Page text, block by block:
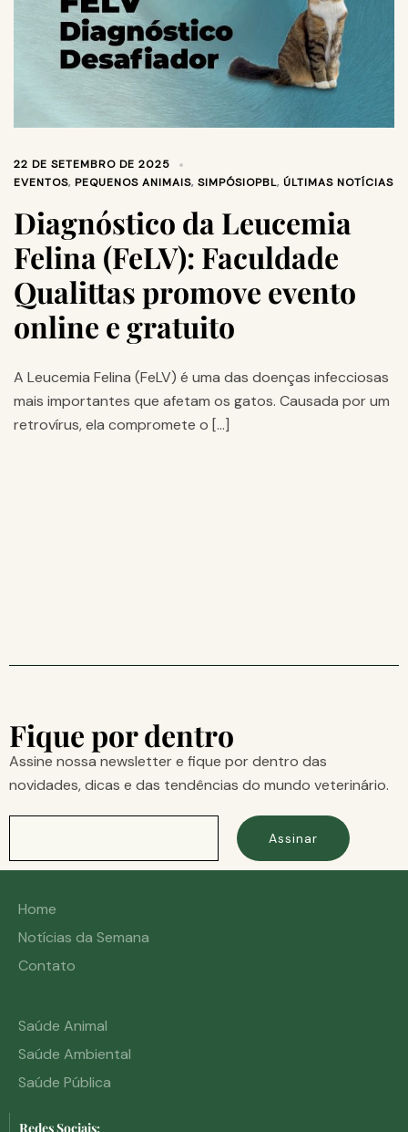
22 DE SETEMBRO DE 2025
EVENTOS, PEQUENOS ANIMAIS, SIMPÓSIOPBL, ÚLTIMAS NOTÍCIAS
Diagnóstico da Leucemia
Felina (FeLV): Faculdade
Qualittas promove evento
online e gratuito
A Leucemia Felina (FeLV) é uma das doenças infecciosas
mais importantes que afetam os gatos. Causada por um
retrovírus, ela compromete o […]
Fique por dentro
Assine nossa newsletter e fique por dentro das
novidades, dicas e das tendências do mundo veterinário.
Assinar
Home
Notícias da Semana
Contato
Saúde Animal
Saúde Ambiental
Saúde Pública
Redes Sociais: